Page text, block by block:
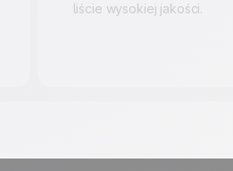
liście wysokiej jakości.